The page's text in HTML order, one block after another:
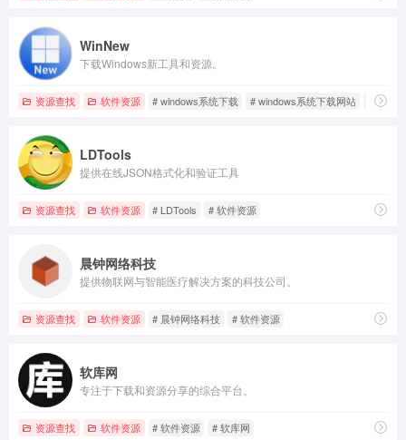
WinNew
下载Windows新工具和资源。
资源查找 软件资源 # windows系统下载 # windows系统下载网站 #
LDTools
提供在线JSON格式化和验证工具
资源查找 软件资源 # LDTools # 软件资源
晨钟网络科技
提供物联网与智能医疗解决方案的科技公司。
资源查找 软件资源 # 晨钟网络科技 # 软件资源
软库网
专注于下载和资源分享的综合平台。
资源查找 软件资源 # 软件资源 # 软库网